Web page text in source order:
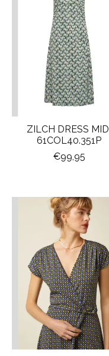
ZILCH DRESS MIDI
61COL40.351P
€99,95